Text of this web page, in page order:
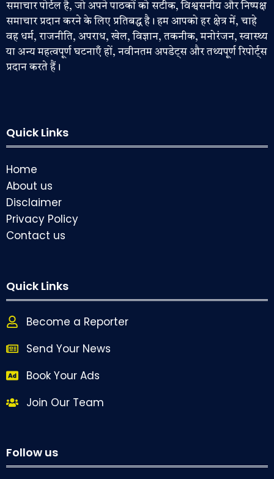
समाचार पोर्टल है, जो अपने पाठकों को सटीक, विश्वसनीय और निष्पक्ष
समाचार प्रदान करने के लिए प्रतिबद्ध है। हम आपको हर क्षेत्र में, चाहे
वह धर्म, राजनीति, अपराध, खेल, विज्ञान, तकनीक, मनोरंजन, स्वास्थ्य
या अन्य महत्वपूर्ण घटनाएँ हों, नवीनतम अपडेट्स और तथ्यपूर्ण रिपोर्ट्स
प्रदान करते हैं।
Quick Links
Home
About us
Disclaimer
Privacy Policy
Contact us
Quick Links
Become a Reporter
Send Your News
Book Your Ads
Join Our Team
Follow us